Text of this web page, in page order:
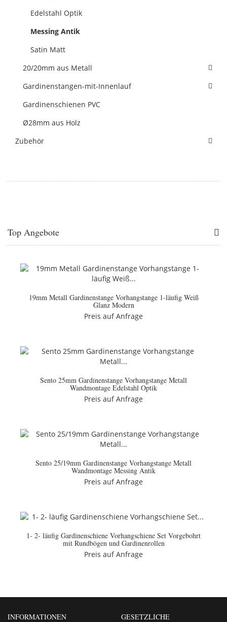
Edelstahl Optik
Messing Antik
Satin Matt
20/20mm aus Metall
Gardinenstangen-mit-Innenlauf
Gardinenschienen PVC
Ø28mm aus Holz
Zubehör
Top Angebote
19mm Metall Gardinenstange Vorhangstange 1-läufig Weiß
Glanz Modern
Preis auf Anfrage
Sento 25mm Gardinenstange Vorhangstange Metall
Wandmontage Edelstahl Optik
Preis auf Anfrage
Sento 25/19mm Gardinenstange Vorhangstange Metall
Wandmontage Messing Antik
Preis auf Anfrage
1- 2- läufig Gardinenschiene Vorhangschiene Set Vorgebohrt
mit Rundbögen und Gardinenrollen
Preis auf Anfrage
INFORMATIONEN GESETZLICHE